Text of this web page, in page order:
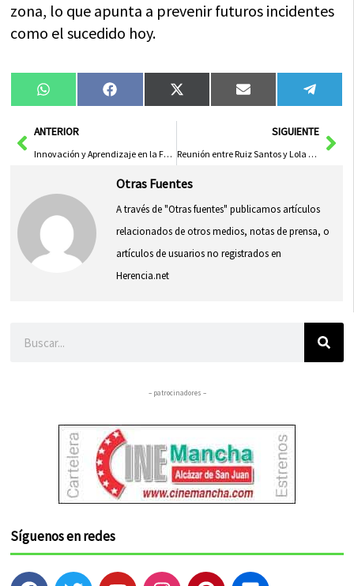
zona, lo que apunta a prevenir futuros incidentes
como el sucedido hoy.
Compartir
en
WhatsAppCompartir
en
FacebookCompartir
en
X
(Twitter)
Compartir
en
Email
en
AntANTERIOR
Innovación y Aprendizaje en la Formación Profesional de Castilla-La Mancha
SIGUIENTE
Reunión entre Ruiz Santos y Lola Muñoz para colaboración en moda con la Junta
Otras Fuentes
A través de "Otras fuentes" publicamos artículos
relacionados de otros medios, notas de prensa, o
artículos de usuarios no registrados en
Herencia.net
– patrocinadores –
Síguenos en redes
F T Y I P F